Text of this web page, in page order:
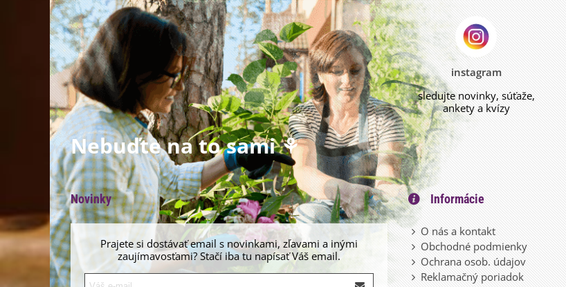
Nebuďte na to sami ⚘
instagram
sledujte novinky, súťaže,
ankety a kvízy
Novinky
Prajete si dostávať email s novinkami, zľavami a inými
zaujímavosťami? Stačí iba tu napísať Váš email.
Informácie
O nás a kontakt
Obchodné podmienky
Ochrana osob. údajov
Reklamačný poriadok